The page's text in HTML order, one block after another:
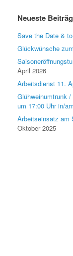
Neueste
Save the Date &
Glückwünsche
April 2026
Arbeitsdienst 11.
Glühweinumtrunk
um 17:00 Uhr in/
Arbeitseinsatz am
Oktober 2025